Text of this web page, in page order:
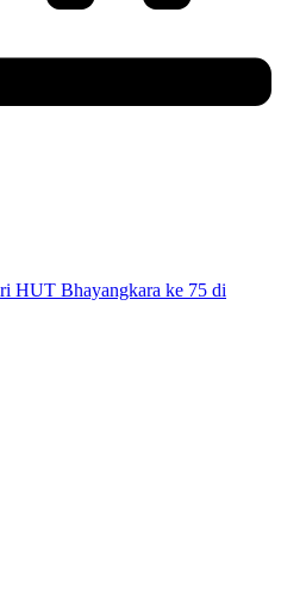
HUT Bhayangkara ke 75 di